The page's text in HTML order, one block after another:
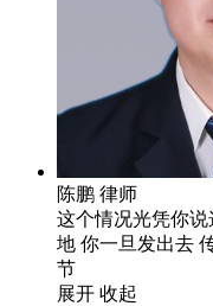
陈鹏 律师
这个情况光凭你
地 你一旦发出去
节
展开 收起